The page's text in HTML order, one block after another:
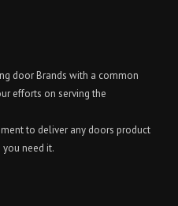
door Brands with a common
efforts on serving the
to deliver any doors product
need it.